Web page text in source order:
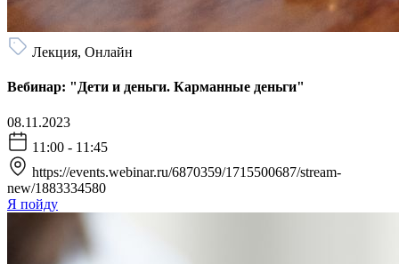
Лекция, Онлайн
Вебинар: "Дети и деньги. Карманные деньги"
08.11.2023
11:00 - 11:45
https://events.webinar.ru/6870359/1715500687/stream-
new/1883334580
Я пойду